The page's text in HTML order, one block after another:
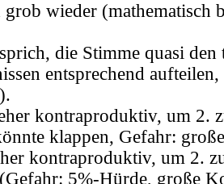
wieder (mathematisch
die Stimme quasi den
entsprechend
kontraproduktiv, um 2.
klappen, Gefahr:
kontraproduktiv, um 2.
5%-Hürde, große